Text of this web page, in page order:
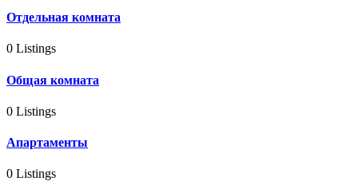
Отдельная комната
0 Listings
Общая комната
0 Listings
Апартаменты
0 Listings